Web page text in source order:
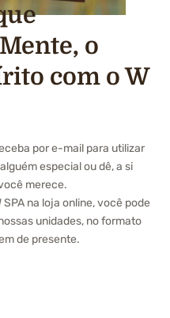
o
com o W
por e-mail para utilizar
especial ou dê, a si
merece.
na loja online, você pode
unidades, no formato
de presente.